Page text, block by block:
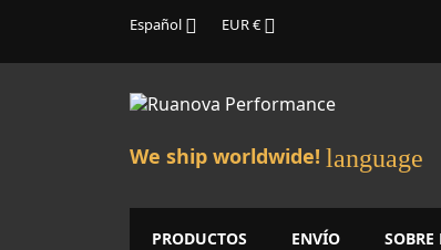
Español  EUR € 
We ship worldwide! language
PRODUCTOS ENVÍO SOBRE